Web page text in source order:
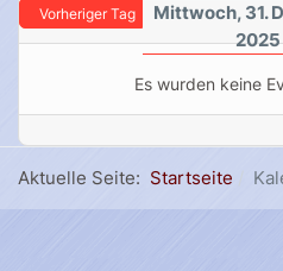
Vorheriger Tag
Mittwoch, 31.
2025
Es wurden keine
Aktuelle Seite: Startseite